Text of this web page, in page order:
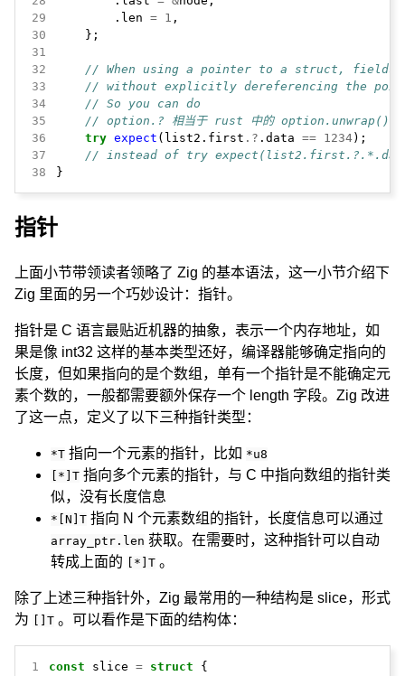
29
.len = 1 ,
30
};
31
32
// When using a pointer to a struct, fields
33
// without explicitly dereferencing the
34
// So you can do
35
// option.? 相当于 rust 中的 option.unwrap()，取
36
try expect (list2.first .? .data == 1234);
37
// instead of try expect(list2.first.?.*.data
38
}
指针
上面小节带领读者领略了 Zig 的基本语法，这一小节介绍下
Zig 里面的另一个巧妙设计：指针。
指针是 C 语言最贴近机器的抽象，表示一个内存地址，如
果是像 int32 这样的基本类型还好，编译器能够确定指向的
长度，但如果指向的是个数组，单有一个指针是不能确定元
素个数的，一般都需要额外保存一个 length 字段。Zig 改进
了这一点，定义了以下三种指针类型：
*T 指向一个元素的指针，比如 *u8
[*]T 指向多个元素的指针，与 C 中指向数组的指针类
似，没有长度信息
*[N]T 指向 N 个元素数组的指针，长度信息可以通过
array_ptr.len 获取。在需要时，这种指针可以自动
转成上面的
[*]T 。
除了上述三种指针外，Zig 最常用的一种结构是 slice，形式
为
[]T 。可以看作是下面的结构体：
1 const slice = struct
{